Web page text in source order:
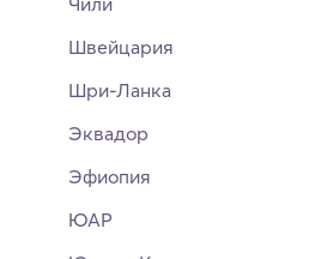
Швейцария
Шри-Ланка
Эквадор
Эфиопия
ЮАР